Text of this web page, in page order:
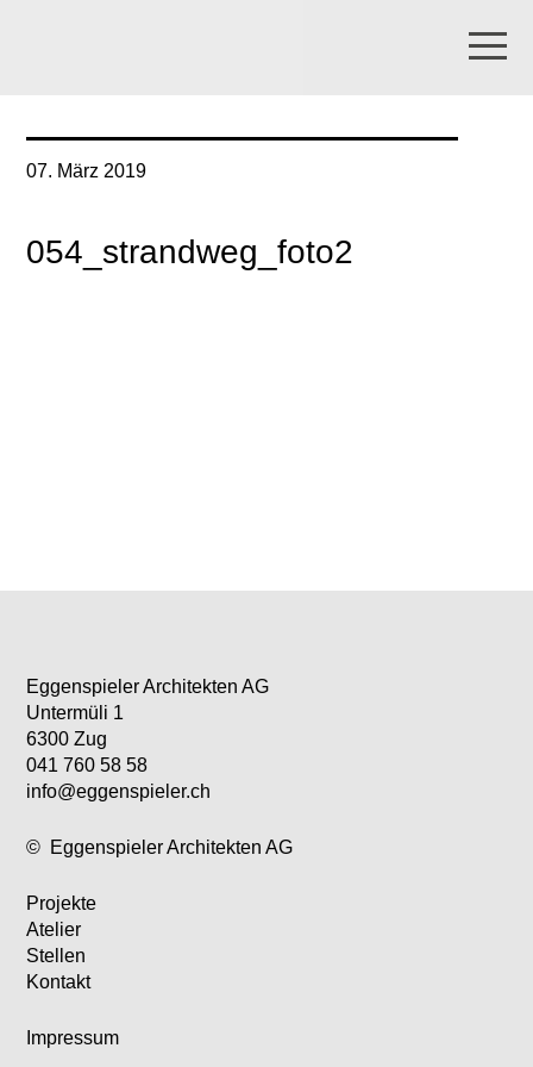
07. März 2019
054_strandweg_foto2
Eggenspieler Architekten AG
Untermüli 1
6300 Zug
041 760 58 58
info@eggenspieler.ch
© Eggenspieler Architekten AG
Projekte
Atelier
Stellen
Kontakt
Impressum